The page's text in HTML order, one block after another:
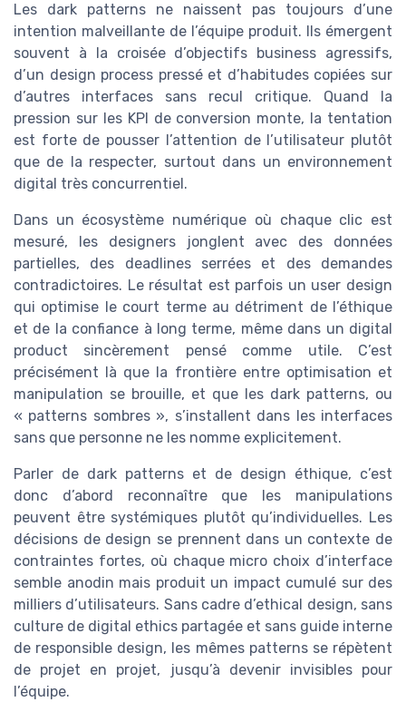
Les dark patterns ne naissent pas toujours d’une
intention malveillante de l’équipe produit. Ils émergent
souvent à la croisée d’objectifs business agressifs,
d’un design process pressé et d’habitudes copiées sur
d’autres interfaces sans recul critique. Quand la
pression sur les KPI de conversion monte, la tentation
est forte de pousser l’attention de l’utilisateur plutôt
que de la respecter, surtout dans un environnement
digital très concurrentiel.
Dans un écosystème numérique où chaque clic est
mesuré, les designers jonglent avec des données
partielles, des deadlines serrées et des demandes
contradictoires. Le résultat est parfois un user design
qui optimise le court terme au détriment de l’éthique
et de la confiance à long terme, même dans un digital
product sincèrement pensé comme utile. C’est
précisément là que la frontière entre optimisation et
manipulation se brouille, et que les dark patterns, ou
« patterns sombres », s’installent dans les interfaces
sans que personne ne les nomme explicitement.
Parler de dark patterns et de design éthique, c’est
donc d’abord reconnaître que les manipulations
peuvent être systémiques plutôt qu’individuelles. Les
décisions de design se prennent dans un contexte de
contraintes fortes, où chaque micro choix d’interface
semble anodin mais produit un impact cumulé sur des
milliers d’utilisateurs. Sans cadre d’ethical design, sans
culture de digital ethics partagée et sans guide interne
de responsible design, les mêmes patterns se répètent
de projet en projet, jusqu’à devenir invisibles pour
l’équipe.